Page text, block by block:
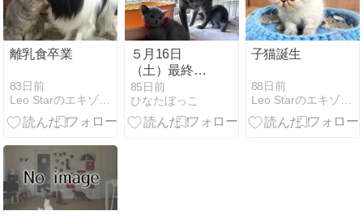
離乳食卒業
83日前
Leo Starのエキゾチック達
５月16日
（土）最終入
店17：00
85日前
ひなたぼっこ
子猫誕生
88日前
Leo Starのエキゾチック達